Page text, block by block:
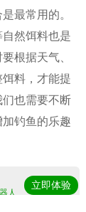
最常用的。
然饵料也是
根据天气、
料，才能提
也需要不断
钓鱼的乐趣
人
立即体验